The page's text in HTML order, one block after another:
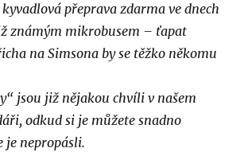
přeprava zdarma ve dnech
známým mikrobusem – ťapat
na Simsona by se těžko někomu
jsou již nějakou chvíli v našem
odkud si je můžete snadno
je nepropásli.